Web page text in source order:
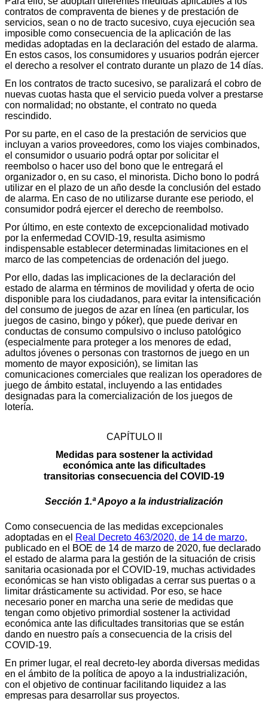
contratos de compraventa de bienes y de prestación de
servicios, sean o no de tracto sucesivo, cuya ejecución sea
imposible como consecuencia de la aplicación de las
medidas adoptadas en la declaración del estado de alarma.
En estos casos, los consumidores y usuarios podrán ejercer
el derecho a resolver el contrato durante un plazo de 14 días.
En los contratos de tracto sucesivo, se paralizará el cobro de
nuevas cuotas hasta que el servicio pueda volver a prestarse
con normalidad; no obstante, el contrato no queda
rescindido.
Por su parte, en el caso de la prestación de servicios que
incluyan a varios proveedores, como los viajes combinados,
el consumidor o usuario podrá optar por solicitar el
reembolso o hacer uso del bono que le entregará el
organizador o, en su caso, el minorista. Dicho bono lo podrá
utilizar en el plazo de un año desde la conclusión del estado
de alarma. En caso de no utilizarse durante ese periodo, el
consumidor podrá ejercer el derecho de reembolso.
Por último, en este contexto de excepcionalidad motivado
por la enfermedad COVID-19, resulta asimismo
indispensable establecer determinadas limitaciones en el
marco de las competencias de ordenación del juego.
Por ello, dadas las implicaciones de la declaración del
estado de alarma en términos de movilidad y oferta de ocio
disponible para los ciudadanos, para evitar la intensificación
del consumo de juegos de azar en línea (en particular, los
juegos de casino, bingo y póker), que puede derivar en
conductas de consumo compulsivo o incluso patológico
(especialmente para proteger a los menores de edad,
adultos jóvenes o personas con trastornos de juego en un
momento de mayor exposición), se limitan las
comunicaciones comerciales que realizan los operadores de
juego de ámbito estatal, incluyendo a las entidades
designadas para la comercialización de los juegos de
lotería.
CAPÍTULO II
Medidas para sostener la actividad
económica ante las dificultades
transitorias consecuencia del COVID-19
Sección 1.ª Apoyo a la industrialización
Como consecuencia de las medidas excepcionales
adoptadas en el Real Decreto 463/2020, de 14 de marzo,
publicado en el BOE de 14 de marzo de 2020, fue declarado
el estado de alarma para la gestión de la situación de crisis
sanitaria ocasionada por el COVID-19, muchas actividades
económicas se han visto obligadas a cerrar sus puertas o a
limitar drásticamente su actividad. Por eso, se hace
necesario poner en marcha una serie de medidas que
tengan como objetivo primordial sostener la actividad
económica ante las dificultades transitorias que se están
dando en nuestro país a consecuencia de la crisis del
COVID-19.
En primer lugar, el real decreto-ley aborda diversas medidas
en el ámbito de la política de apoyo a la industrialización,
con el objetivo de continuar facilitando liquidez a las
empresas para desarrollar sus proyectos.